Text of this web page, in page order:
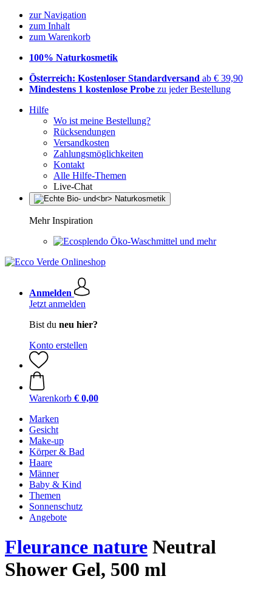
zur Navigation
zum Inhalt
zum Warenkorb
100% Naturkosmetik
Österreich: Kostenloser Standardversand ab € 39,90
Mindestens 1 kostenlose Probe zu jeder Bestellung
Hilfe
Wo ist meine Bestellung?
Rücksendungen
Versandkosten
Zahlungsmöglichkeiten
Kontakt
Alle Hilfe-Themen
Live-Chat
Mehr Inspiration
Öko-Waschmittel und mehr
Anmelden
Jetzt anmelden
Bist du neu hier?
Konto erstellen
Warenkorb € 0,00
Marken
Gesicht
Make-up
Körper & Bad
Haare
Männer
Baby & Kind
Themen
Sonnenschutz
Angebote
Fleurance nature Neutral
Shower Gel, 500 ml